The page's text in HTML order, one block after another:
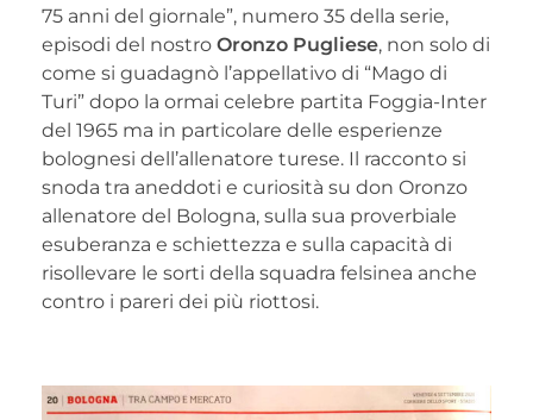
75 anni del giornale”, numero 35 della serie,
episodi del nostro Oronzo Pugliese, non solo di
come si guadagnò l’appellativo di “Mago di
Turi” dopo la ormai celebre partita Foggia-Inter
del 1965 ma in particolare delle esperienze
bolognesi dell’allenatore turese. Il racconto si
snoda tra aneddoti e curiosità su don Oronzo
allenatore del Bologna, sulla sua proverbiale
esuberanza e schiettezza e sulla capacità di
risollevare le sorti della squadra felsinea anche
contro i pareri dei più riottosi.